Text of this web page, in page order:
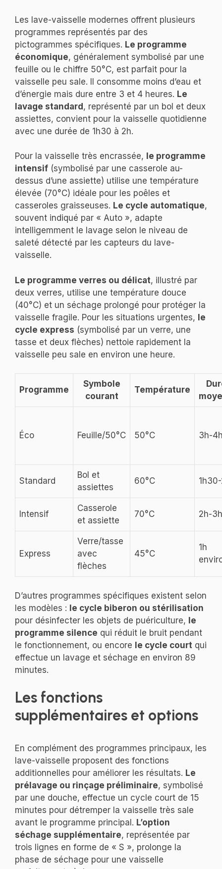
Les lave-vaisselle modernes offrent plusieurs
programmes représentés par des
pictogrammes spécifiques. Le programme
économique, généralement symbolisé par une
feuille ou le chiffre 50°C, est parfait pour la
vaisselle peu sale. Il consomme moins d’eau et
d’énergie mais dure entre 3 et 4 heures. Le
lavage standard, représenté par un bol et deux
assiettes, convient pour la vaisselle quotidienne
avec une durée de 1h30 à 2h.
Pour la vaisselle très encrassée, le programme
intensif (symbolisé par une casserole au-
dessus d’une assiette) utilise une température
élevée (70°C) idéale pour les poêles et
casseroles graisseuses. Le cycle automatique,
souvent indiqué par « Auto », adapte
intelligemment le lavage selon le niveau de
saleté détecté par les capteurs du lave-
vaisselle.
Le programme verres ou délicat, illustré par
deux verres, utilise une température douce
(40°C) et un séchage prolongé pour protéger la
vaisselle fragile. Pour les situations urgentes, le
cycle express (symbolisé par un verre, une
tasse et deux flèches) nettoie rapidement la
vaisselle peu sale en environ une heure.
Programme
Symbole
courant
Température
Éco Feuille/50°C 50°C 3h-
Standard
Bol et
assiettes
60°C
Intensif
Casserole
et assiette
70°C 2h-3h
Express
Verre/tasse
avec
flèches
45°C
1h
D’autres programmes spécifiques existent selon
les modèles : le cycle biberon ou stérilisation
pour désinfecter les objets de puériculture, le
programme silence qui réduit le bruit pendant
le fonctionnement, ou encore le cycle court qui
effectue un lavage et séchage en environ 89
minutes.
Les fonctions
supplémentaires et options
En complément des programmes principaux, les
lave-vaisselle proposent des fonctions
additionnelles pour améliorer les résultats. Le
prélavage ou rinçage préliminaire, symbolisé
par une douche, effectue un cycle court de 15
minutes pour détremper la vaisselle très sale
avant le programme principal. L’option
séchage supplémentaire, représentée par
trois lignes en forme de « S », prolonge la
phase de séchage pour une vaisselle